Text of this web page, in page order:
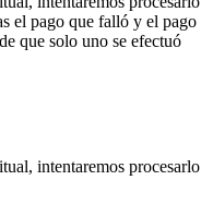
el pago que falló y el pago
que solo uno se efectuó
intentaremos procesarlo